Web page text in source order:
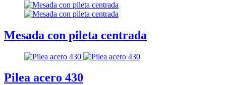
Mesada con pileta centrada
Pilea acero 430